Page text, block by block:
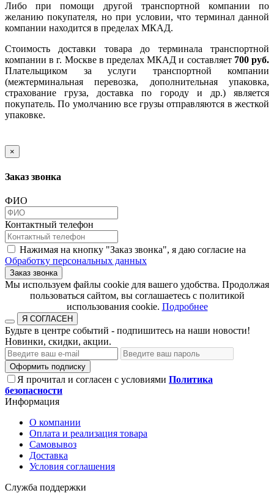
Либо при помощи другой транспортной компании по
желанию покупателя, но при условии, что терминал данной
компании находится в пределах МКАД.
Стоимость доставки товара до терминала транспортной
компании в г. Москве в пределах МКАД и составляет 700 руб.
Плательщиком за услуги транспортной компании
(межтерминальная перевозка, дополнительная упаковка,
страхование груза, доставка по городу и др.) является
покупатель. По умолчанию все грузы отправляются в жесткой
упаковке.
×
Заказ звонка
ФИО
Контактный телефон
Нажимая на кнопку "Заказ звонка", я даю согласие на
Обработку персональных данных
Заказ звонка
​​​​​​​Мы используем файлы cookie для вашего удобства. Продолжая
пользоваться сайтом, вы соглашаетесь с политикой
использования cookie.​​​​​​​ Подробнее
Я СОГЛАСЕН
Будьте в центре событий - подпишитесь на наши новости!
Новинки, скидки, акции.
Оформить подписку
Я прочитал и согласен с условиями Политика
безопасности
Информация
О компании
Оплата и реализация товара
Самовывоз
Доставка
Условия соглашения
Служба поддержки